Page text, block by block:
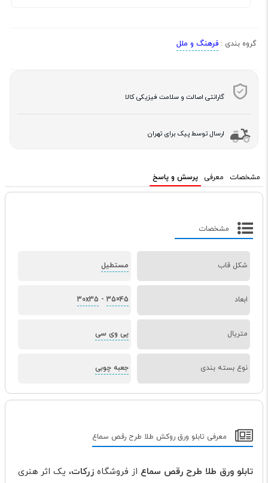
گروه بندی : فرهنگ و ملل
گارانتی اصالت و سلامت فیزیکی کالا
ارسال توسط پیک برای تهران
مشخصات معرفی پرسش و پاسخ
مشخصات
شکل قاب مستطیل
ابعاد 30x35 - 35×45
متریال پی وی سی
نوع بسته بندی جعبه چوبی
معرفی تابلو ورق روکش طلا طرح رقص سماع
تابلو ورق طلا طرح رقص سماع از فروشگاه زرکات، یک اثر هنری